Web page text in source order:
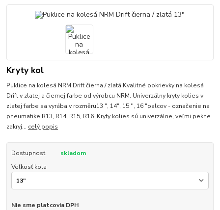
Kryty kol
Puklice na kolesá NRM Drift čierna / zlatá Kvalitné pokrievky na kolesá
Drift v zlatej a čiernej farbe od výrobcu NRM. Univerzálny kryty kolies v
zlatej farbe sa vyrába v rozměru13 ", 14", 15 '', 16 "palcov - označenie na
pneumatike R13, R14, R15, R16. Kryty kolies sú univerzálne, veľmi pekne
zakryj... celý popis
Dostupnosť
skladom
Veľkosť kola
Nie sme platcovia DPH